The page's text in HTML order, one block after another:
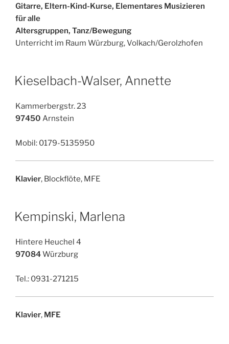
Gitarre, Eltern-Kind-Kurse, Elementares Musizieren
für alle
Altersgruppen, Tanz/Bewegung
Unterricht im Raum Würzburg, Volkach/Gerolzhofen
Kieselbach-Walser, Annette
Kammerbergstr. 23
97450 Arnstein
Mobil: 0179-5135950
Klavier, Blockflöte, MFE
Kempinski, Marlena
Hintere Heuchel 4
97084Würzburg
Tel.: 0931-271215
Klavier, MFE